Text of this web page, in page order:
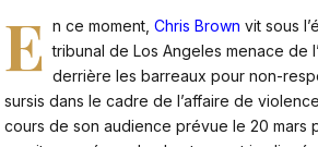
E n ce moment, Chris Brown vit sous
tribunal de Los Angeles menace de
derrière les barreaux pour non-
sursis dans le cadre de l’affaire de
cours de son audience prévue le 20 mars